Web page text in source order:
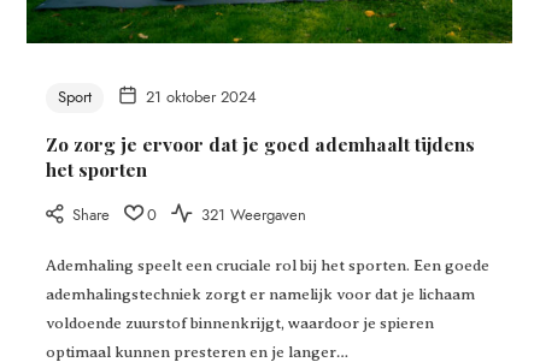
Sport 21 oktober 2024
Zo zorg je ervoor dat je goed ademhaalt tijdens
het sporten
Share 0 321 Weergaven
Ademhaling speelt een cruciale rol bij het sporten. Een goede
ademhalingstechniek zorgt er namelijk voor dat je lichaam
voldoende zuurstof binnenkrijgt, waardoor je spieren
optimaal kunnen presteren en je langer…